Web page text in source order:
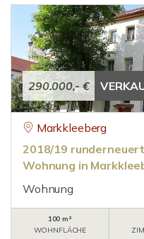
290.000,- €
Markkleeberg
2018/19
Wohnung in
Wohnung
100 m²
WOHNFLÄCHE